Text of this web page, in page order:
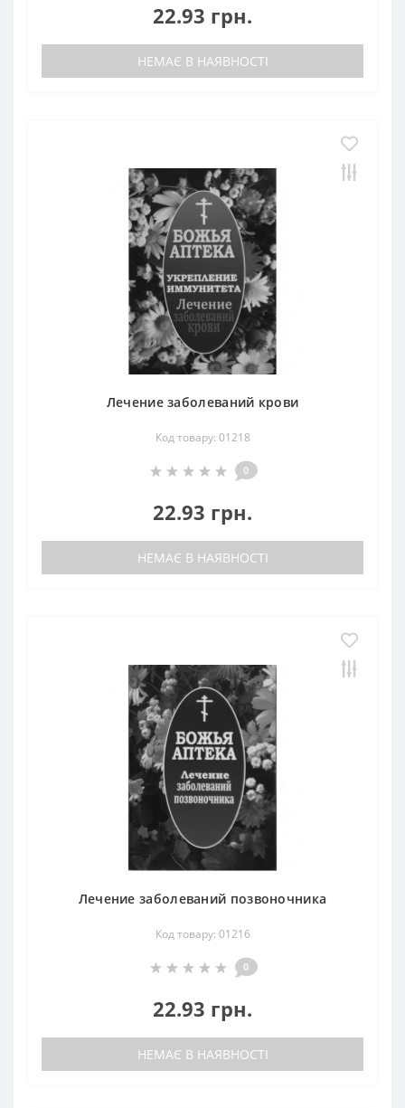
22.93 грн.
НЕМАЄ В НАЯВНОСТІ
Лечение заболеваний крови
Код товару: 01218
0
22.93 грн.
НЕМАЄ В НАЯВНОСТІ
Лечение заболеваний позвоночника
Код товару: 01216
0
22.93 грн.
НЕМАЄ В НАЯВНОСТІ